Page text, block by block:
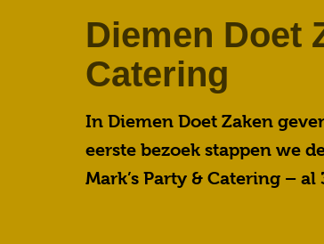
Diemen Doet
Catering
In Diemen Doet Zaken
eerste bezoek stappen we
Mark’s Party & Catering –